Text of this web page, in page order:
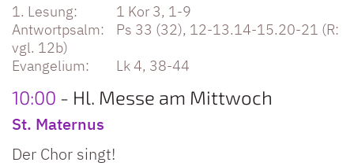
1 Kor 3, 1-9
Ps 33 (32), 12-13.14-15.20-21 (R:
vgl. 12b)
Lk 4, 38-44
10:00 Hl. Messe am Mittwoch
St. Maternus
Der Chor singt!